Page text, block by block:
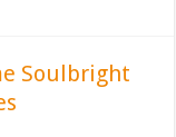
Soulbright